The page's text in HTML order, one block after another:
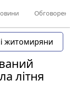
житомиряни
літня